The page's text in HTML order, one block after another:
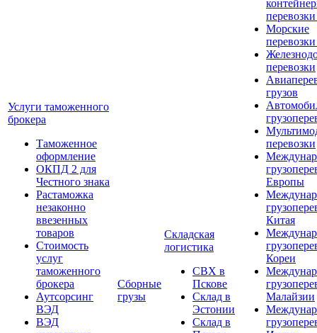
Услуги таможенного
брокера
Таможенное
оформление
ОКПД 2 для
Честного знака
Растаможка
незаконно
ввезенных
товаров
Стоимость
услуг
таможенного
брокера
Аутсорсинг
ВЭД
ВЭД
Сборные
грузы
Складская
логистика
СВХ в
Пскове
Склад в
Эстонии
Склад в
Морские
перевозки
грузов
перевозки
Европы
Китая
Кореи
Малайзии